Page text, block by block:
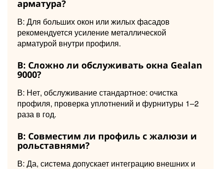
арматура?
В: Для больших окон или жилых фасадов
рекомендуется усиление металлической
арматурой внутри профиля.
В: Сложно ли обслуживать окна Gealan
9000?
В: Нет, обслуживание стандартное: очистка
профиля, проверка уплотнений и фурнитуры 1–2
раза в год.
В: Совместим ли профиль с жалюзи и
рольставнями?
В: Да, система допускает интеграцию внешних и